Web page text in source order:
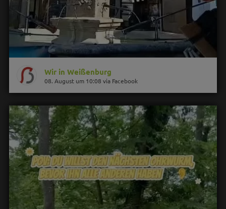
Wir in Weißenburg
08. August um 10:08 via Facebook